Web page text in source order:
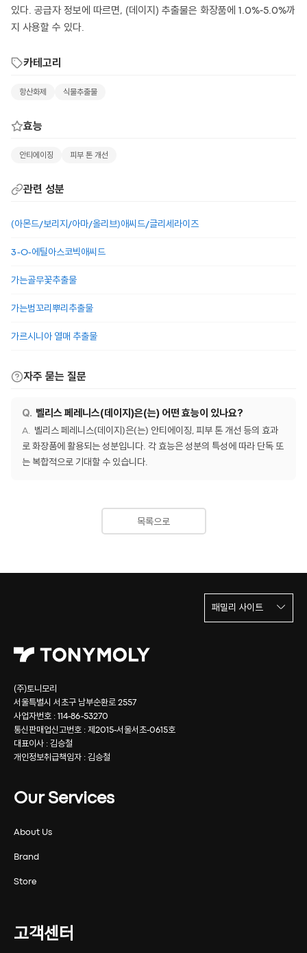
있다. 공급자 정보에 따르면, (데이지) 추출물은 화장품에 1.0%-5.0%까
지 사용할 수 있다.
카테고리
항산화제 식물추출물
효능
안티에이징 피부 톤 개선
관련 성분
(아몬드/보리지/아마/올리브)애씨드/글리세라이즈
3-O-에틸아스코빅애씨드
가는골무꽃추출물
가는범꼬리뿌리추출물
가르시니아 열매 추출물
자주 묻는 질문
벨리스 페레니스(데이지)은(는) 어떤 효능이 있나요?
벨리스 페레니스(데이지)은(는) 안티에이징, 피부 톤 개선 등의 효과
로 화장품에 활용되는 성분입니다. 각 효능은 성분의 특성에 따라 단독 또
는 복합적으로 기대할 수 있습니다.
목록으로
(주)토니모리
서울특별시 서초구 남부순환로 2557
사업자번호 : 114-86-53270
통신판매업신고번호 : 제2015-서울서초-0615호
대표이사 : 김승철
개인정보취급책임자 : 김승철
Our Services
About Us
Brand
Store
고객센터
패밀리 사이트